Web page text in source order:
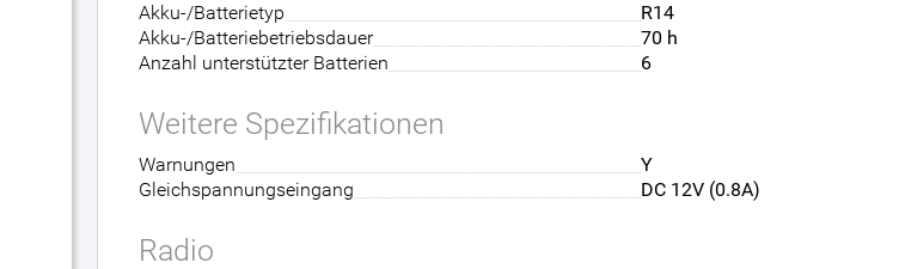
Akku-/Batterietyp
R14
Akku-/Batteriebetriebsdauer
70 h
Anzahl unterstützter Batterien
6
Weitere Spezifikationen
Warnungen
Y
Gleichspannungseingang
DC 12V (0.8A)
Radio